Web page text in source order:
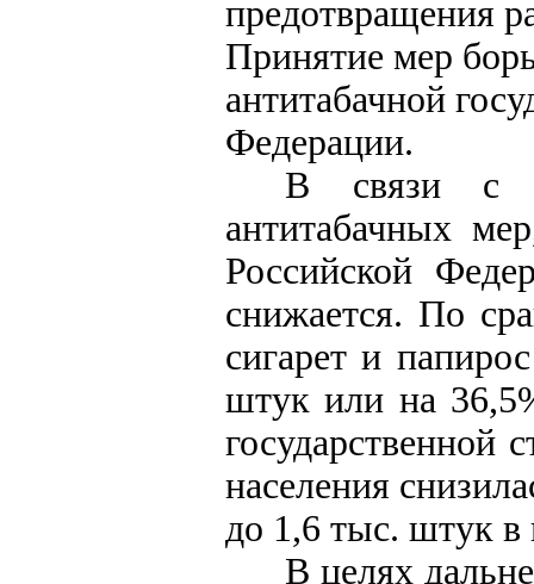
предотвращения
Принятие мер
антитабачной
Федерации.
В связи с
антитабачных
Российской
снижается. По
сигарет и
штук или на
государственной
населения
до 1,6 тыс. штук в
В целях